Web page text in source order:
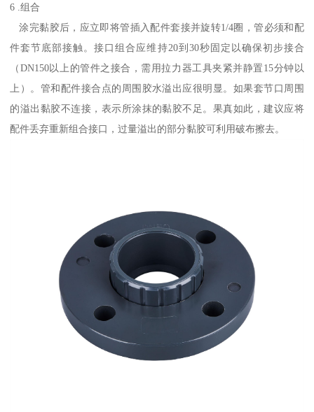
6 .组合
涂完黏胶后，应立即将管插入配件套接并旋转1/4圈，管必须和配
件套节底部接触。接口组合应维持20到30秒固定以确保初步接合
（DN150以上的管件之接合，需用拉力器工具夹紧并静置15分钟以
上）。管和配件接合点的周围胶水溢出应很明显。如果套节口周围
的溢出黏胶不连接，表示所涂抹的黏胶不足。果真如此，建议应将
配件丢弃重新组合接口，过量溢出的部分黏胶可利用破布擦去。